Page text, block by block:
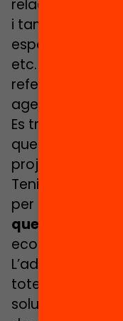
relacionals.
i també els
espais a la
etc. Connexió
referim a
agents que
Es tracta de
que hi ha
projectes.
Tenir molt
per
queda fora
econòmics o
totes les
solucions.